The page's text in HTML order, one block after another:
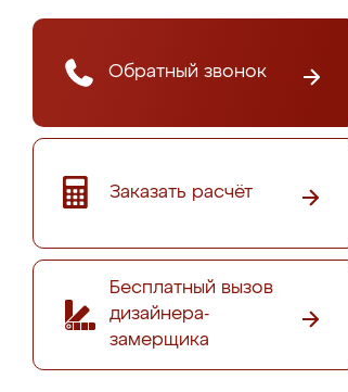
Обратный звонок
Заказать расчёт
Бесплатный вызов
дизайнера-
замерщика